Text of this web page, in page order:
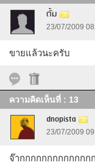
ตั้ม
23/07/2009
ขายแล้วนะครับ
ความคิดเห็นที่ : 13
dnopista
23/07/2009
จ๊ากกกกกกกกกกกกก